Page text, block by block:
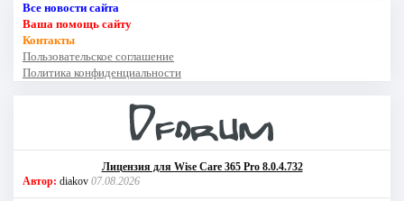
Все новости сайта
Ваша помощь сайту
Контакты
Пользовательское соглашение
Политика конфиденциальности
Лицензия для Wise Care 365 Pro 8.0.4.732
Автор: diakov 07.08.2026